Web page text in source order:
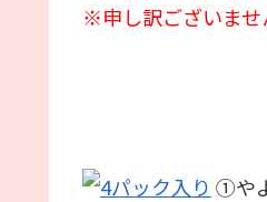
※申し訳ございませ
①や